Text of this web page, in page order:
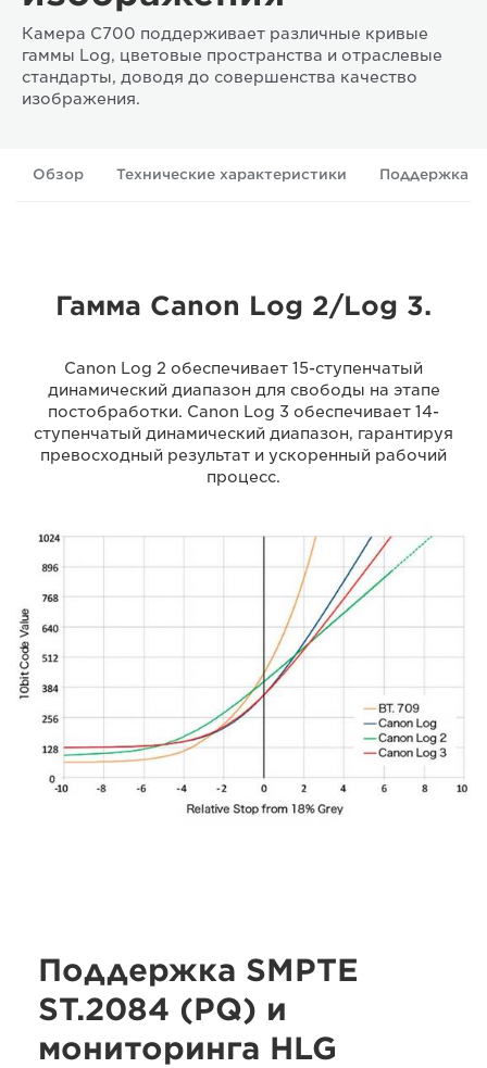
Камера C700 поддерживает различные кривые
гаммы Log, цветовые пространства и отраслевые
стандарты, доводя до совершенства качество
изображения.
Обзор Технические характеристики Поддержка
Гамма Canon Log 2/Log 3.
Canon Log 2 обеспечивает 15-ступенчатый
динамический диапазон для свободы на этапе
постобработки. Canon Log 3 обеспечивает 14-
ступенчатый динамический диапазон, гарантируя
превосходный результат и ускоренный рабочий
процесс.
Поддержка SMPTE
ST.2084 (PQ) и
мониторинга HLG